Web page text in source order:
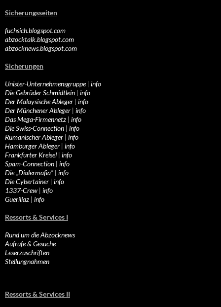
Sicherungsseiten
fuchsich.blogspot.com
abzocktalk.blogspot.com
abzocknews.blogspot.com
Sicherungen
Unister-Unternehmensgruppe| info
Die Gebrüder Schmidtlein | info
Der Malaysische Ableger | info
Der Münchener Ableger | info
Das Mega-Firmennetz | info
Die Swiss-Connection | info
Rumänischer Ableger | info
Hamburger Ableger | info
Frankfurter Kreisel | info
Spam-Connection | info
Die „Dialermafia“ | info
Die Cybertainer | info
1337-Crew | info
Guerillaz | info
Ressorts & Services I
Rund um die Abzocknews
Aufrufe & Gesuche
Leserzuschriften
Stellungnahmen
Ressorts & Services II